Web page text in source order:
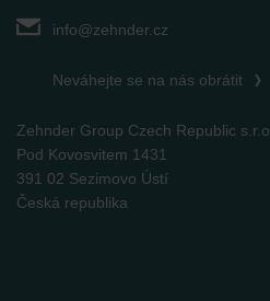
info@zehnder.cz
Neváhejte se na nás obrátit
Zehnder Group Czech Republic s.r.o.
Pod Kovosvitem 1431
391 02 Sezimovo Ústí
Česká republika